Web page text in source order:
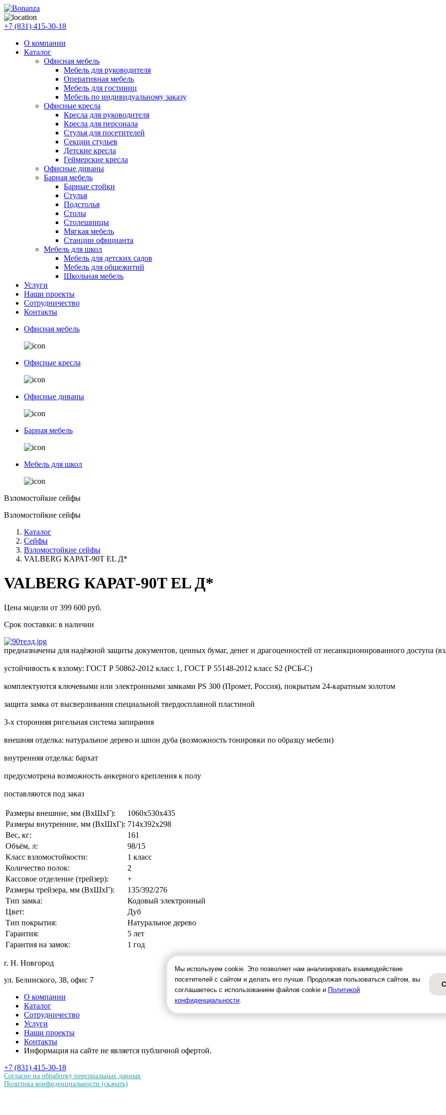
+7 (831) 415-30-18
О компании
Каталог
Офисная мебель
Мебель для руководителя
Оперативная мебель
Мебель для гостиниц
Мебель по индивидуальному заказу
Офисные кресла
Кресла для руководителя
Кресла для персонала
Стулья для посетителей
Секции стульев
Детские кресла
Геймерские кресла
Офисные диваны
Барная мебель
Барные стойки
Стулья
Подстолья
Столы
Столешницы
Мягкая мебель
Станции официанта
Мебель для школ
Мебель для детских садов
Мебель для общежитий
Школьная мебель
Услуги
Наши проекты
Сотрудничество
Контакты
Офисная мебель
Офисные кресла
Офисные диваны
Барная мебель
Мебель для школ
Взломостойкие сейфы
Взломостойкие сейфы
Каталог
Сейфы
Взломостойкие сейфы
VALBERG КАРАТ-90T EL Д*
VALBERG КАРАТ-90T EL Д*
Цена модели от 399 600 руб.
Срок поставки: в наличии
предназначены для надёжной защиты документов, ценных бумаг, денег и драгоценностей от несанкционированного доступа
устойчивость к взлому: ГОСТ Р 50862-2012 класс 1, ГОСТ Р 55148-2012 класс S2 (РСБ-С)
комплектуются ключевыми или электронными замками PS 300 (Промет, Россия), покрытым 24-каратным золотом
защита замка от высверливания специальной твердосплавной пластиной
3-х сторонняя ригельная система запирания
внешняя отделка: натуральное дерево и шпон дуба (возможность тонировки по образцу мебели)
внутренняя отделка: бархат
предусмотрена возможность анкерного крепления к полу
поставляются под заказ
Размеры внешние, мм (ВхШхГ):
1060x530x435
Размеры внутренние, мм (ВхШхГ): 714x392x298
Вес, кг:
161
Объём, л:
98/15
Класс взломостойкости:
1 класс
Количество полок:
2
Кассовое отделение (трейзер):
+
Размеры трейзера, мм (ВхШхГ):
135/392/276
Тип замка:
Кодовый электронный
Цвет:
Дуб
Тип покрытия:
Натуральное дерево
Гарантия:
5 лет
Гарантия на замок:
1 год
г. Н. Новгород
ул. Белинского, 38, офис 7
О компании
Каталог
Сотрудничество
Услуги
Наши проекты
Контакты
Информация на сайте не является публичной офертой.
+7 (831) 415-30-18
Согласие на обработку персональных данных
Политика конфиденциальности (скачать)
Мы используем cookie. Это позволяет нам анализировать взаимодействие
посетителей с сайтом и делать его лучше. Продолжая пользоваться сайтом, вы
соглашаетесь с использованием файлов cookie и Политикой
конфиденциальности